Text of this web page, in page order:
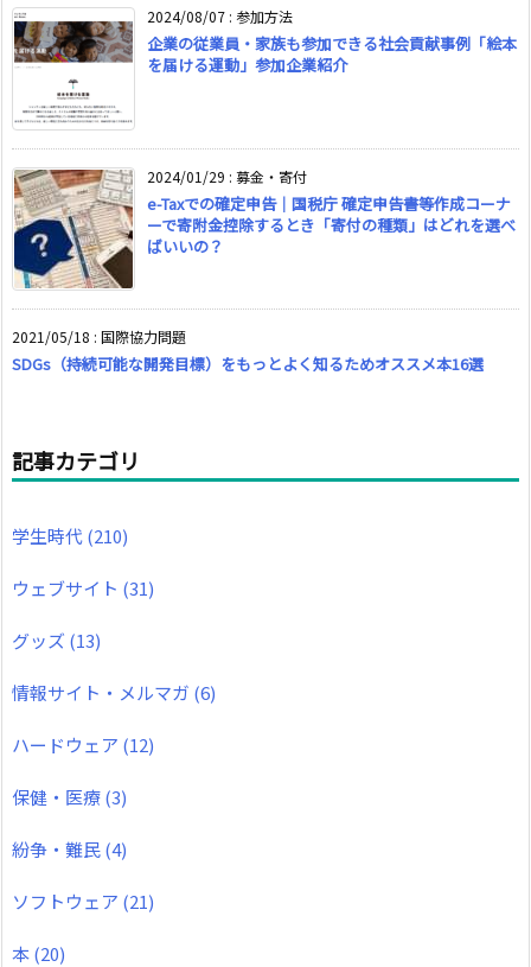
2024/08/07 : 参加方法
企業の従業員・家族も参加できる社会貢献事例「絵本
を届ける運動」参加企業紹介
2024/01/29 : 募金・寄付
e-Taxでの確定申告｜国税庁 確定申告書等作成コーナ
ーで寄附金控除するとき「寄付の種類」はどれを選べ
ばいいの？
2021/05/18 : 国際協力問題
SDGs（持続可能な開発目標）をもっとよく知るためオススメ本16選
記事カテゴリ
学生時代(210)
ウェブサイト (31)
グッズ (13)
情報サイト・メルマガ (6)
ハードウェア (12)
保健・医療(3)
紛争・難民(4)
ソフトウェア (21)
本(20)